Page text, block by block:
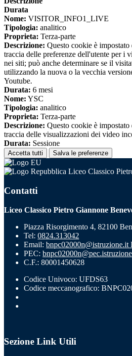
Durata
Nome: VISITOR_INFO1_LIVE
Tipologia: analitico
Proprieta: Terza-parte
Descrizione: Questo cookie è impostato
traccia delle preferenze dell'utente per i
nei siti; può anche determinare se il
utilizzando la nuova o la vecchia
Youtube.
Durata: 6 mesi
Nome: YSC
Tipologia: analitico
Proprieta: Terza-parte
Descrizione: Questo cookie è impostato
traccia delle visualizzazioni dei video
Durata: Sessione
Accetta tutti Salva le preferenze
Liceo Classico
Contatti
Liceo Classico Pietro Giannone
Piazza Risorgimento 4, 82100
Tel: 0824.313042
Email: bnpc02000n@istruzione.it
PEC:
C.F.: 80001450628
Codice Univoco: UFDS63
Codice meccanografico:
Sezione Link Utili